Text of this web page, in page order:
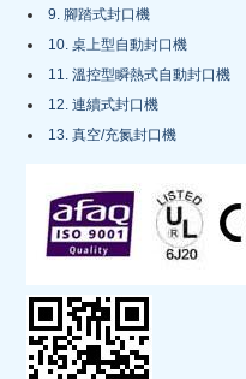
9. 腳踏式封口機
10. 桌上型自動封口機
11. 溫控型瞬熱式自動封口機
12. 連續式封口機
13. 真空/充氮封口機